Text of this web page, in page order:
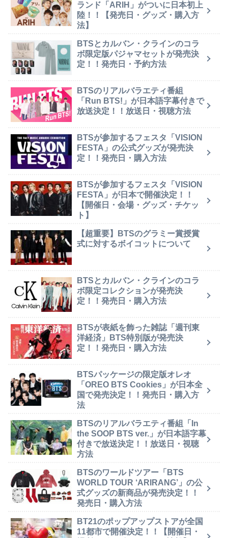
ランド「ARIH」がついに日本初上
陸！！【発売日・グッズ・購入方
法】
BTSとカルバン・クラインのコラ
ボ限定版パジャマセットが発売決
定！！発売日・予約方法
BTSのリアルバラエティ番組
「Run BTS!」が日本語字幕付きで
放送決定！！放送日・視聴方法
BTSが参加するフェスタ「VISION
FESTA」の公式グッズが発売決
定！！発売日・購入方法
BTSが参加するフェスタ「VISION
FESTA」が日本で開催決定！！
【開催日・会場・グッズ・チケッ
ト】
【超重要】BTSのグラミー賞授賞
式に対するボイコットについて
BTSとカルバン・クラインのコラ
ボ限定コレクションが発売決
定！！発売日・購入方法
BTSが表紙を飾った雑誌「週刊東
洋経済」BTS特別版が発売決
定！！発売日・購入方法
BTSパッケージの限定版オレオ
「OREO BTS Cookies」が日本全
国で発売決定！！発売日・購入方
法
BTSのリアルバラエティ番組「In
the SOOP BTS ver.」が日本語字幕
付きで放送決定！！放送日・視聴
方法
BTSのワールドツアー「BTS
WORLD TOUR ‘ARIRANG’」の公
式グッズの新商品が発売決定！！
発売日・購入方法
BT21のポップアップストアが全国
11都市で開催決定！！【開催日・